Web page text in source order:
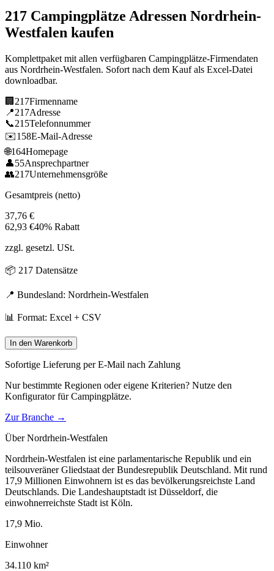
217 Campingplätze Adressen Nordrhein-
Westfalen kaufen
Komplettpaket mit allen verfügbaren Campingplätze-Firmendaten
aus Nordrhein-Westfalen. Sofort nach dem Kauf als Excel-Datei
downloadbar.
🏢 217Firmenname
📍217Adresse
📞215Telefonnummer
✉️158E-Mail-Adresse
🌐164Homepage
👤55Ansprechpartner
👥217Unternehmensgröße
Gesamtpreis (netto)
37,76 €
62,93 €40% Rabatt
zzgl. gesetzl. USt.
📦 217 Datensätze
📍 Bundesland: Nordrhein-Westfalen
📊 Format: Excel + CSV
In den Warenkorb
Sofortige Lieferung per E-Mail nach Zahlung
Nur bestimmte Regionen oder eigene Kriterien? Nutze den
Konfigurator fürCampingplätze.
Zur Branche →
ÜberNordrhein-Westfalen
Nordrhein-Westfalen ist eine parlamentarische Republik und ein
teilsouveräner Gliedstaat der Bundesrepublik Deutschland. Mit rund
17,9 Millionen Einwohnern ist es das bevölkerungsreichste Land
Deutschlands. Die Landeshauptstadt ist Düsseldorf, die
einwohnerreichste Stadt ist Köln.
17,9 Mio.
Einwohner
34.110 km²